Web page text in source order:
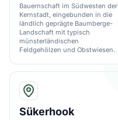
Bauernschaft im Südwesten der
Kernstadt, eingebunden in die
ländlich geprägte Baumberge-
Landschaft mit typisch
münsterländischen
Feldgehölzen und Obstwiesen.
Sükerhook